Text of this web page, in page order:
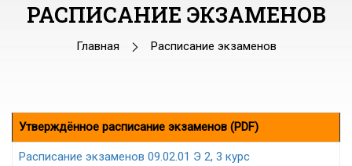
РАСПИСАНИЕ ЭКЗАМЕНОВ
Главная Расписание экзаменов
Утверждённое расписание экзаменов (PDF)
Расписание экзаменов 09.02.01 Э 2, 3 курс